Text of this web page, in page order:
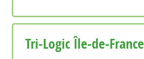
Tri-Logic Île-de-France